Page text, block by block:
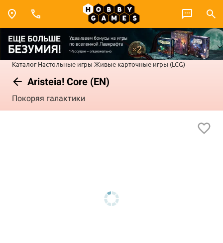
Каталог Настольные игры Живые карточные игры (LCG)
Aristeia! Core (EN)
Покоряя галактики